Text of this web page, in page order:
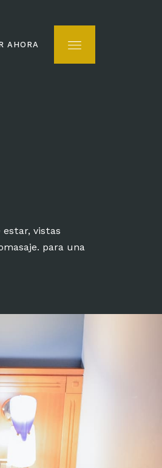
AHORA
estar, vistas
para una